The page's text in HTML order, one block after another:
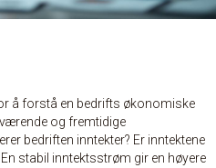
å forstå en bedrifts økonomiske
og fremtidige
bedriften inntekter? Er inntektene
stabil inntektsstrøm gir en høyere